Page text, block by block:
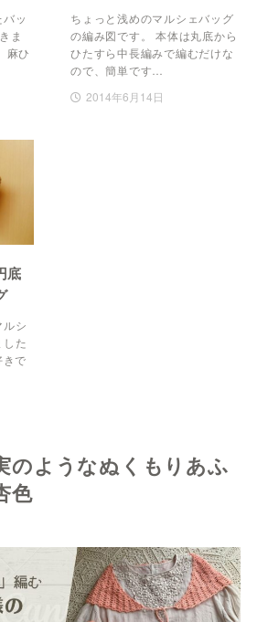
ッ
ま
麻ひ
ちょっと浅めのマルシェバッグ
の編み図です。 本体は丸底から
ひたすら中長編みで編むだけな
ので、簡単です…
2014年6月14日
底
シ
した
で
のようなぬくもりあふ
色